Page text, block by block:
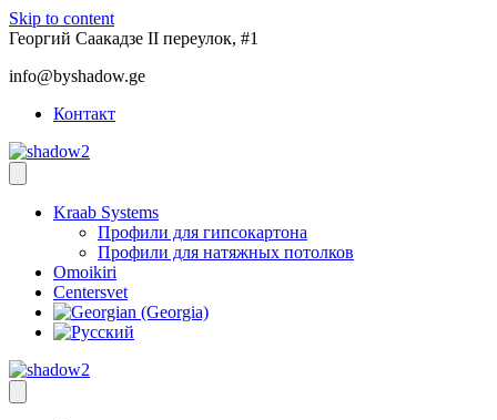
Skip to content
Георгий Саакадзе II переулок, #1
info@byshadow.ge
Контакт
Kraab Systems
Профили для гипсокартона
Профили для натяжных потолков
Omoikiri
Centersvet